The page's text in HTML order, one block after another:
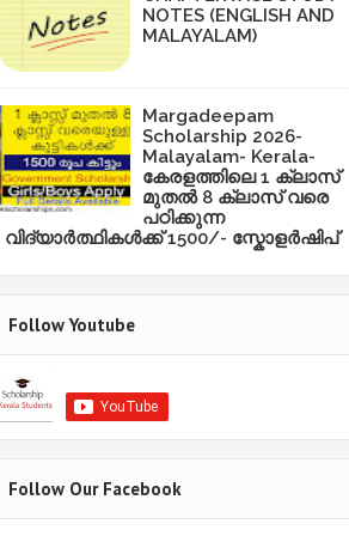
NOTES (ENGLISH AND
MALAYALAM)
Margadeepam
Scholarship 2026-
Malayalam- Kerala-
കേരളത്തിലെ 1 ക്ലാസ്
മുതൽ 8 ക്ലാസ് വരെ
പഠിക്കുന്ന
വിദ്യാർത്ഥികൾക്ക് 1500/- സ്കോളർഷിപ്
Follow Youtube
Follow Our Facebook